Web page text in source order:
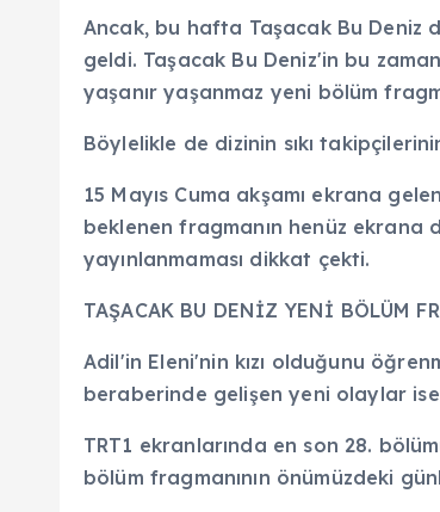
Ancak, bu hafta Taşacak Bu Deniz
geldi. Taşacak Bu Deniz'in bu
yaşanır yaşanmaz yeni bölüm
Böylelikle de dizinin sıkı
15 Mayıs Cuma akşamı ekrana
beklenen fragmanın henüz ekrana
yayınlanmaması dikkat çekti.
TAŞACAK BU DENİZ YENİ BÖLÜM
Adil'in Eleni'nin kızı olduğunu
beraberinde gelişen yeni olaylar
TRT1 ekranlarında en son 28.
bölüm fragmanının önümüzdeki